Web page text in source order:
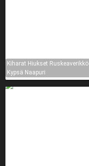
Kiharat Hiukset Ruskeaverikkö
Kypsä Naapuri